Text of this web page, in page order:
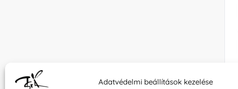
Adatvédelmi beállítások kezelése